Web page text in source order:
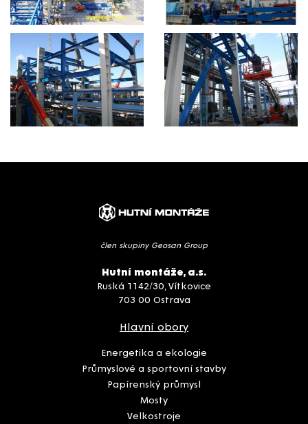
člen skupiny Geosan Group
Hutní montáže, a.s.
Ruská 1142/30, Vítkovice
703 00 Ostrava
Hlavní obory
Energetika a ekologie
Průmyslové a sportovní stavby
Papírenský průmysl
Mosty
Velkostroje